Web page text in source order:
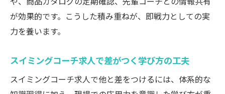
が効果的です。こうした積み重ねが、即戦力としての実
力を養います。
スイミングコーチ求人で差がつく学び方の工夫
スイミングコーチ求人で他と差をつけるには、体系的な